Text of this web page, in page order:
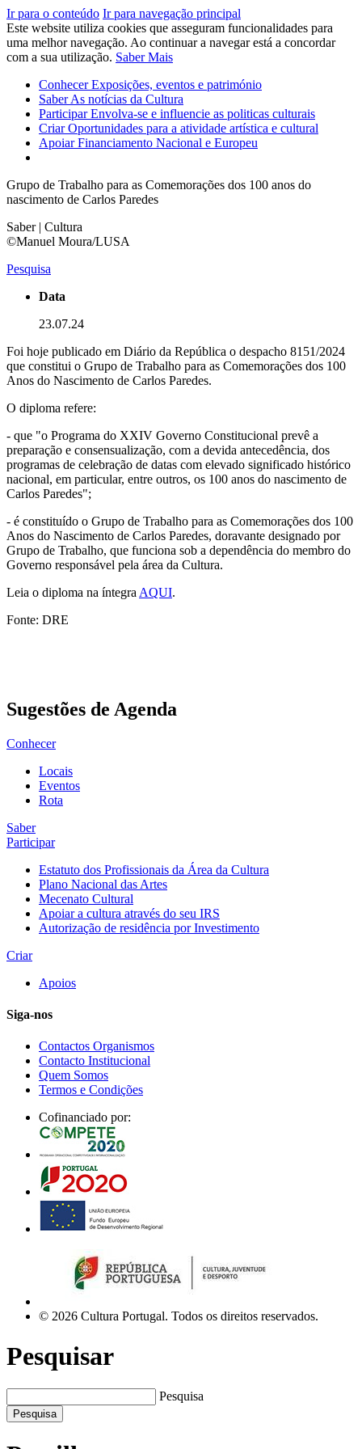
Ir para o conteúdo Ir para navegação principal
Este website utiliza cookies que asseguram funcionalidades para
uma melhor navegação. Ao continuar a navegar está a concordar
com a sua utilização. Saber Mais
ConhecerExposições, eventos e património
SaberAs notícias da Cultura
ParticiparEnvolva-se e influencie as politicas culturais
CriarOportunidades para a atividade artística e cultural
ApoiarFinanciamento Nacional e Europeu
Grupo de Trabalho para as Comemorações dos 100 anos do
nascimento de Carlos Paredes
Saber | Cultura
©Manuel Moura/LUSA
Pesquisa
Data
23.07.24
Foi hoje publicado em Diário da República o despacho 8151/2024
que constitui o Grupo de Trabalho para as Comemorações dos 100
Anos do Nascimento de Carlos Paredes.
O diploma refere:
- que "o Programa do XXIV Governo Constitucional prevê a
preparação e consensualização, com a devida antecedência, dos
programas de celebração de datas com elevado significado histórico
nacional, em particular, entre outros, os 100 anos do nascimento de
Carlos Paredes";
- é constituído o Grupo de Trabalho para as Comemorações dos 100
Anos do Nascimento de Carlos Paredes, doravante designado por
Grupo de Trabalho, que funciona sob a dependência do membro do
Governo responsável pela área da Cultura.
Leia o diploma na íntegra AQUI.
Fonte: DRE
Sugestões de Agenda
Conhecer
Locais
Eventos
Rota
Saber
Participar
Estatuto dos Profissionais da Área da Cultura
Plano Nacional das Artes
Mecenato Cultural
Apoiar a cultura através do seu IRS
Autorização de residência por Investimento
Criar
Apoios
Siga-nos
Contactos Organismos
Contacto Institucional
Quem Somos
Termos e Condições
Cofinanciado por:
© 2026 Cultura Portugal. Todos os direitos reservados.
Pesquisar
Pesquisa
Pesquisa